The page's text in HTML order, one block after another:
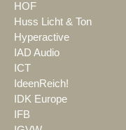
HOF
Huss Licht & Ton
Hyperactive
IAD Audio
ICT
IdeenReich!
IDK Europe
IFB